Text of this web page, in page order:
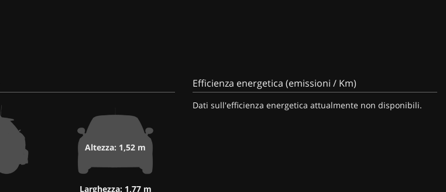
Altezza: 1,52 m
Larghezza: 1,77 m
Efficienza energetica (emissioni / Km)
Dati sull'efficienza energetica attualmente non disponibili.